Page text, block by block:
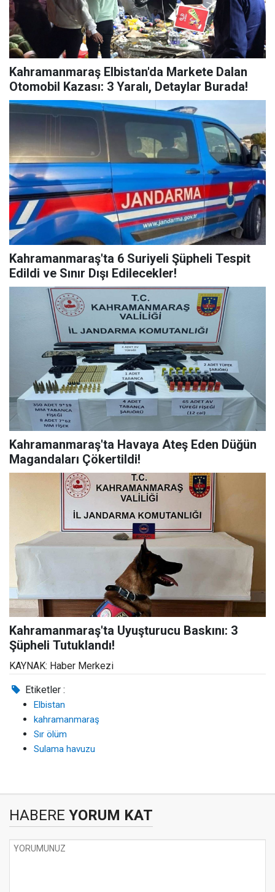
Kahramanmaraş Elbistan'da Markete Dalan
Otomobil Kazası: 3 Yaralı, Detaylar Burada!
Kahramanmaraş'ta 6 Suriyeli Şüpheli Tespit
Edildi ve Sınır Dışı Edilecekler!
Kahramanmaraş'ta Havaya Ateş Eden Düğün
Magandaları Çökertildi!
Kahramanmaraş'ta Uyuşturucu Baskını: 3
Şüpheli Tutuklandı!
KAYNAK: Haber Merkezi
Etiketler :
Elbistan
kahramanmaraş
Sır ölüm
Sulama havuzu
HABERE YORUM KAT